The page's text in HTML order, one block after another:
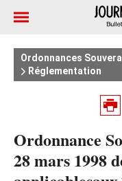
Ordonnances
Réglementation
Ordonnance
28 mars 1998